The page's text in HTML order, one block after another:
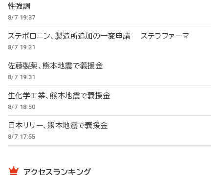
性強調
8/7 19:37
ステボロニン、製造所追加の一変申請 ステラファーマ
8/7 19:31
佐藤製薬、熊本地震で義援金
8/7 19:31
生化学工業、熊本地震で義援金
8/7 18:50
日本リリー、熊本地震で義援金
8/7 17:55
アクセスランキング